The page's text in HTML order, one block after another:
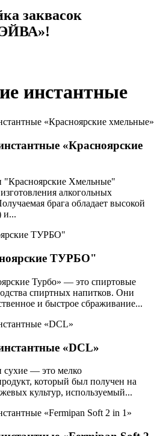
заквасок
инстантные
«Красноярские
Хмельные"
алкогольных
брага обладает высокой
и...
ТУРБО"
Турбо» — это спиртовые
спиртных напитков. Они
и быстрое сбраживание...
«DCL»
— это мелко
который был получен на
культур, используемый...